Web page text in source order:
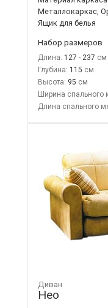
Металлокаркас,
Ящик для белья
Набор размеров
Длина: 127 - 237
Глубина: 115
Высота: 95
Ширина спального
Длина спального
Диван
Нео